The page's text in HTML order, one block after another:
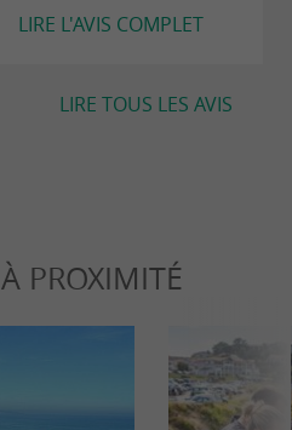
LIRE L'AVIS COMPLET
LIRE TOUS LES AVIS
À PROXIMITÉ